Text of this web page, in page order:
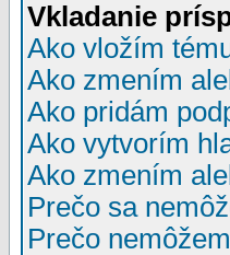
Vkladanie
Ako vložím
Ako zmením
Ako pridám
Ako vytvorím
Ako zmením
Prečo sa
Prečo